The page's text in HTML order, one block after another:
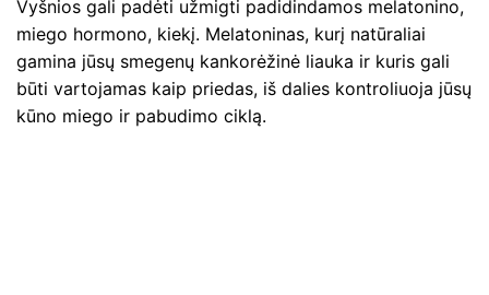
Vyšnios gali padėti užmigti padidindamos melatonino,
miego hormono, kiekį. Melatoninas, kurį natūraliai
gamina jūsų smegenų kankorėžinė liauka ir kuris gali
būti vartojamas kaip priedas, iš dalies kontroliuoja jūsų
kūno miego ir pabudimo ciklą.